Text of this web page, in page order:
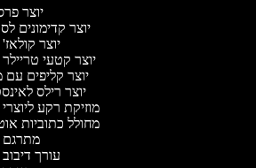
יוצר
יוצר קדימונים
יוצר
יוצר קטעי
יוצר קליפים
יוצר רילס
מוזיקת רקע
מחולל כתוביות
עורך